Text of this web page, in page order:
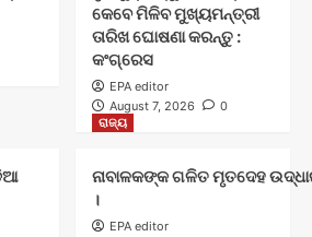
କେବେ ମିଳିବ ମୁଖ୍ୟମନ୍ତ୍ରୀ
ତାରିଖ ଘୋଷଣା କରନ୍ତୁ :
କଂଗ୍ରେସ
EPA editor
August 7, 2026
0
ରାଜ୍ୟ
ନାବାଳକଙ୍କ ଗଳିତ ମୃତଦେହ
।
EPA editor